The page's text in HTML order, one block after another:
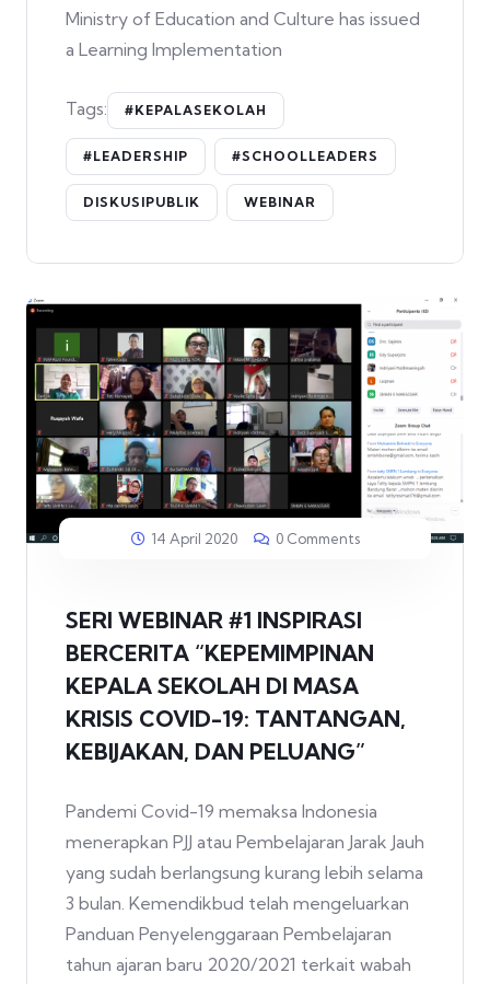
Ministry of Education and Culture has issued
a Learning Implementation
Tags: #KEPALASEKOLAH
#LEADERSHIP #SCHOOLLEADERS
DISKUSIPUBLIK WEBINAR
14 April 2020 0 Comments
SERI WEBINAR #1 INSPIRASI
BERCERITA “KEPEMIMPINAN
KEPALA SEKOLAH DI MASA
KRISIS COVID-19: TANTANGAN,
KEBIJAKAN, DAN PELUANG”
Pandemi Covid-19 memaksa Indonesia
menerapkan PJJ atau Pembelajaran Jarak Jauh
yang sudah berlangsung kurang lebih selama
3 bulan. Kemendikbud telah mengeluarkan
Panduan Penyelenggaraan Pembelajaran
tahun ajaran baru 2020/2021 terkait wabah